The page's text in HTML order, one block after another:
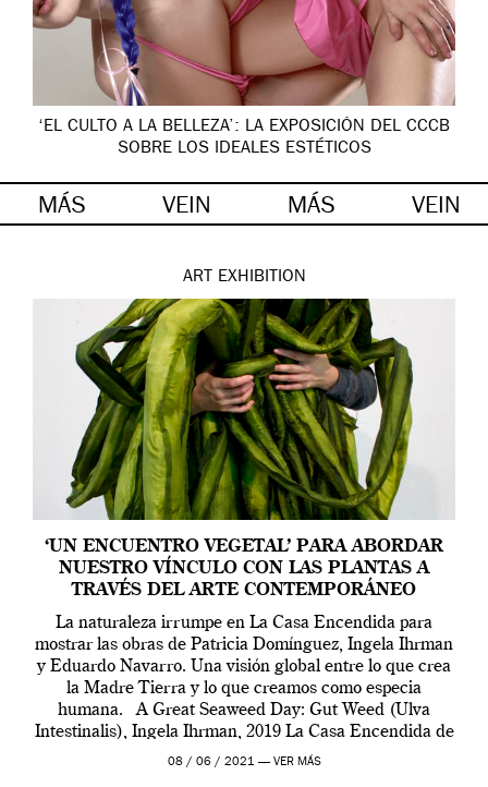
‘EL CULTO A LA BELLEZA’: LA EXPOSICIÓN DEL CCCB
SOBRE LOS IDEALES ESTÉTICOS
MÁS VEIN MÁS VEIN
ART EXHIBITION
‘UN ENCUENTRO VEGETAL’ PARA ABORDAR
NUESTRO VÍNCULO CON LAS PLANTAS A
TRAVÉS DEL ARTE CONTEMPORÁNEO
La naturaleza irrumpe en La Casa Encendida para
mostrar las obras de Patricia Domínguez, Ingela Ihrman
y Eduardo Navarro. Una visión global entre lo que crea
la Madre Tierra y lo que creamos como especia
humana. A Great Seaweed Day: Gut Weed (Ulva
Intestinalis), Ingela Ihrman, 2019 La Casa Encendida de
Madrid y la Wellcome […]
08 / 06 / 2021 — VER MÁS